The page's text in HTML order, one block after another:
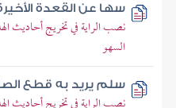
سها عن القعدة
نصب الراية في تخريج أحاديث
السهو
سلم يريد به قطع